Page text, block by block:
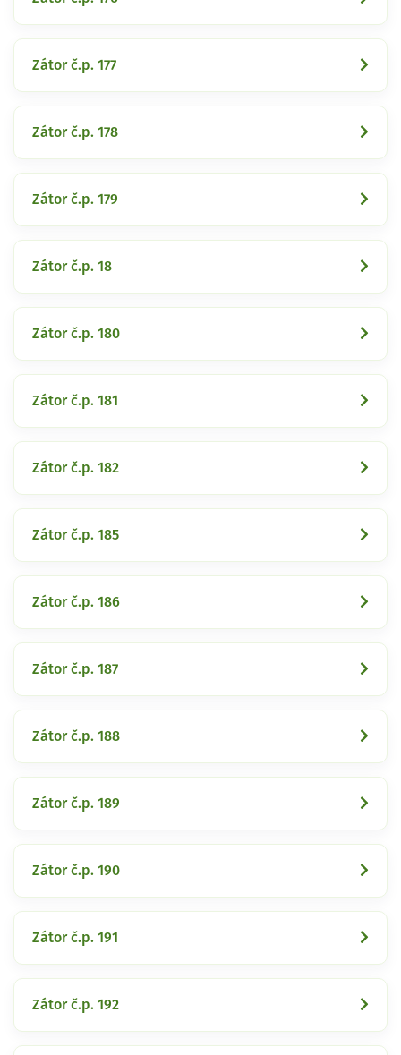
Zátor č.p. 177
Zátor č.p. 178
Zátor č.p. 179
Zátor č.p. 18
Zátor č.p. 180
Zátor č.p. 181
Zátor č.p. 182
Zátor č.p. 185
Zátor č.p. 186
Zátor č.p. 187
Zátor č.p. 188
Zátor č.p. 189
Zátor č.p. 190
Zátor č.p. 191
Zátor č.p. 192